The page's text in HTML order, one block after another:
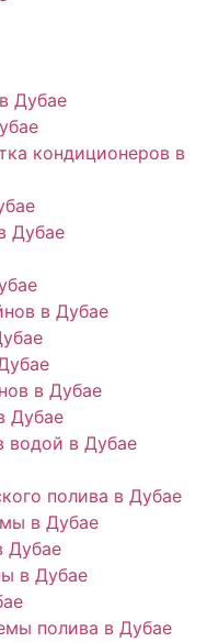
Дубае
кондиционеров в
Дубае
в Дубае
в Дубае
Дубае
водой в Дубае
полива в Дубае
в Дубае
Дубае
в Дубае
полива в Дубае